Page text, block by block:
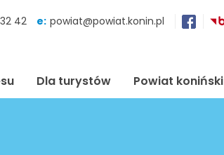
42 e: powiat@powiat.konin.pl
Dla turystów Powiat koniński